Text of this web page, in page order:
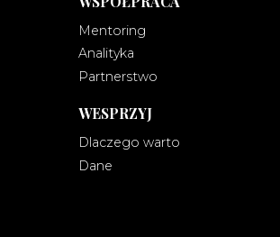
Mentoring
Analityka
Partnerstwo
WESPRZYJ
Dlaczego warto
Dane